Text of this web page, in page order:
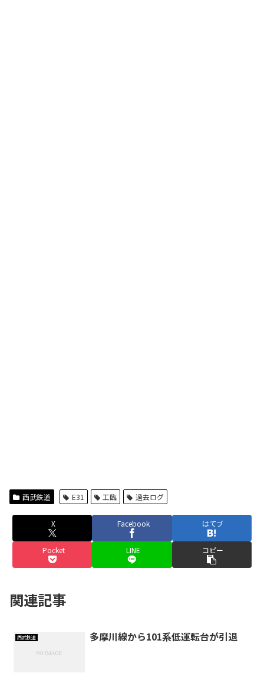
西武鉄道 E31 工臨 過去ログ
X Facebook はてブ
Pocket LINE コピー
関連記事
西武鉄道 多摩川線から101系低運転台が引退